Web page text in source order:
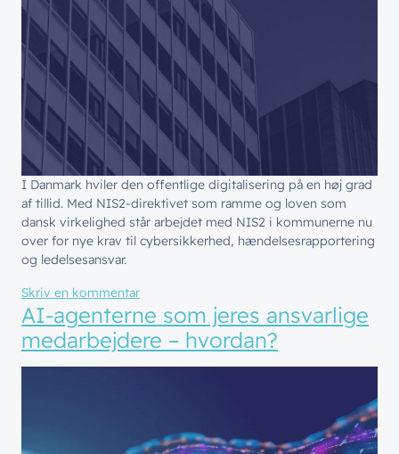
Hvad vi gør
Hvem vi er
Cases
Offentlige organisationer
Bliv inspireret
Netværk
Sikkerhed
Cloud & AI
Splunk
Møderum
Kontaktcenter
// SERVICES
Managed Services
Managed Security
Automatisering
// HVEM VI ER
Om wingmen
Job & Karriere
Bæredygtighed
// PART OF WINGMEN
Bliv en del af
Ledige stillinger
Nyheder & presse
Vidensdeling
Events
Webinarer
Wingmen Community
Skriv dig op og få alle nyheder
direkte i din inbox
Skriv dig op
I Danmark hviler den offentlige digitalisering på en høj grad
af tillid. Med NIS2-direktivet som ramme og loven som
dansk virkelighed står arbejdet med NIS2 i kommunerne nu
over for nye krav til cybersikkerhed, hændelsesrapportering
og ledelsesansvar.
Skriv en kommentartil NIS2 for kommunerne: fra tillid til
AI-agenterne som jeres ansvarlige
medarbejdere – hvordan?